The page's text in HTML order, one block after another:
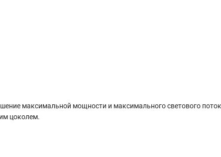
максимальной мощности и максимального светового
цоколем.